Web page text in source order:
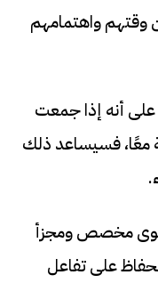
وقتهم واهتمامهم
أنه إذا جمعت
معًا، فسيساعد ذلك
مخصص ومجزأ
على تفاعل